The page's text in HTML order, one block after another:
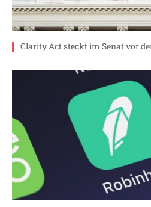
Clarity Act steckt im Senat vor